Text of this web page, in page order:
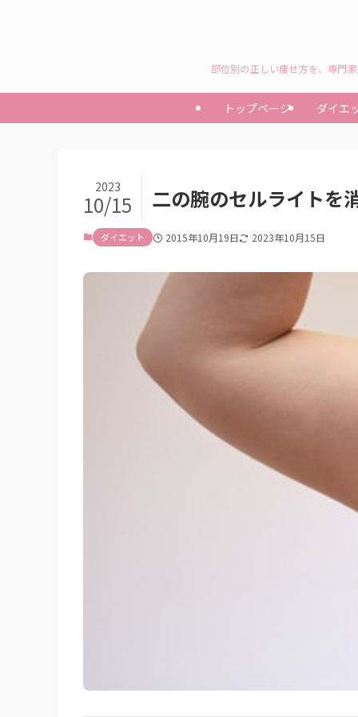
部位別の正しい痩せ方を、専門
トップページ ダイエ
二の腕のセルライトを
2023
10/15
ダイエット 2015年10月19日 2023年10月15日